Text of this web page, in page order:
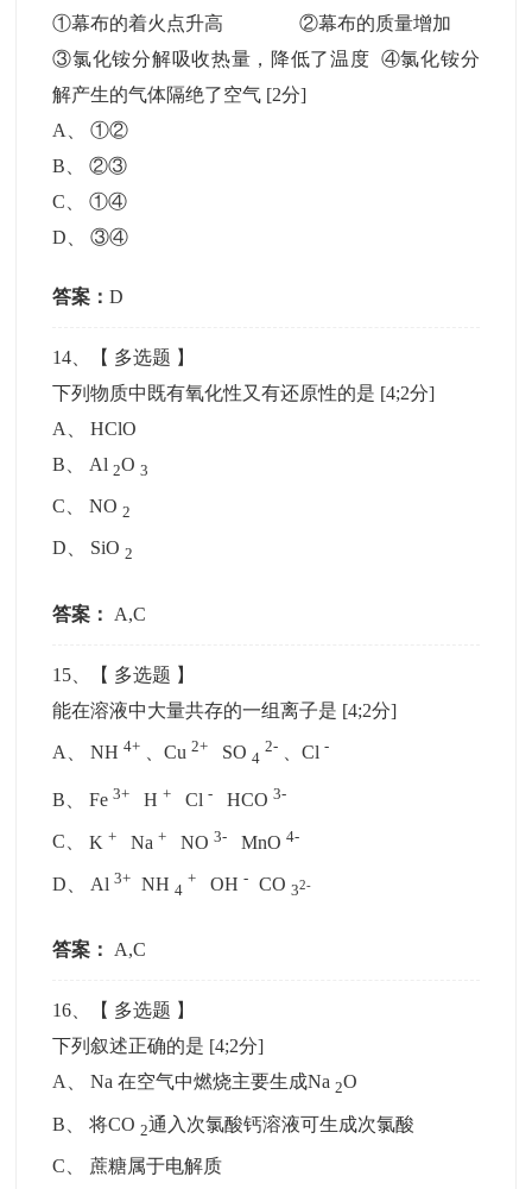
①幕布的着火点升高 ②幕布的质量增加
③氯化铵分解吸收热量，降低了温度 ④氯化铵分
解产生的气体隔绝了空气 [2分]
A
、①②
B 、②③
C 、①④
D 、③④
答案：D
14 、【 多选题 】
下列物质中既有氧化性又有还原性的是 [4;2分]
A
、HClO
B
Al2O3
C 、NO2
D、 SiO2
答案： A,C
15 、【 多选题 】
能在溶液中大量共存的一组离子是 [4;2分]
A 、NH4+ 、Cu2+ SO 4
2- 、Cl-
B、Fe3+H+Cl-HCO3-
C、K+Na+NO3-MnO4-
D Al3+NH 4
+ OH- CO32-
答案： A,C
16 、【 多选题 】
下列叙述正确的是 [4;2分]
A
、Na 在空气中燃烧主要生成Na2O
B 、将CO2通入次氯酸钙溶液可生成次氯酸
C
蔗糖属于电解质